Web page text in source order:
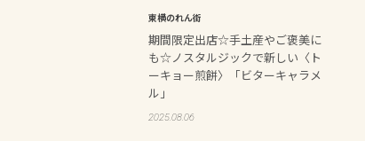
東横のれん街
期間限定出店☆手土産やご褒美に
も☆ノスタルジックで新しい〈ト
ーキョー煎餅〉「ビターキャラメ
ル」
2025.08.06